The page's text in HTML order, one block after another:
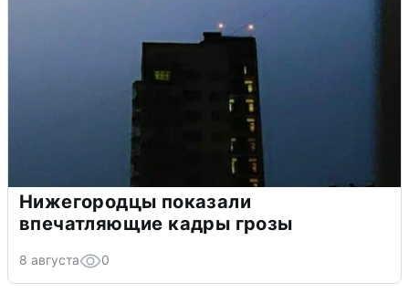
Нижегородцы показали
впечатляющие кадры грозы
8 августа 0